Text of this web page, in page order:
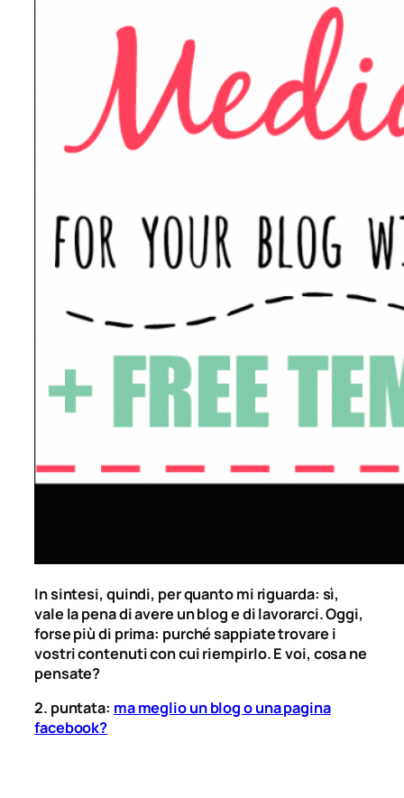
In sintesi, quindi, per quanto mi riguarda: sì,
vale la pena di avere un blog e di lavorarci. Oggi,
forse più di prima: purché sappiate trovare i
vostri contenuti con cui riempirlo. E voi, cosa ne
pensate?
2. puntata: ma meglio un blog o una pagina
facebook?